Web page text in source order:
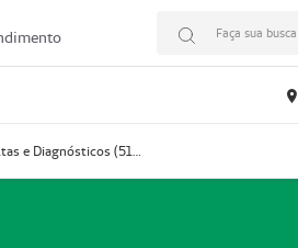
Faça sua
Prestador Medlife Consultas e Diagnósticos (51004334-2)